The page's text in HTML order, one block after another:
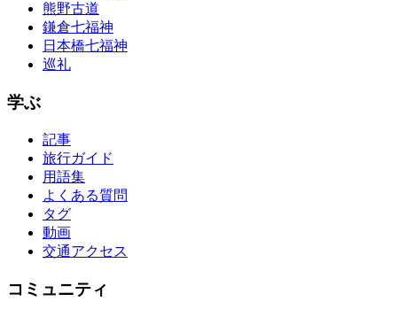
熊野古道
鎌倉七福神
日本橋七福神
巡礼
学ぶ
記事
旅行ガイド
用語集
よくある質問
タグ
動画
交通アクセス
コミュニティ